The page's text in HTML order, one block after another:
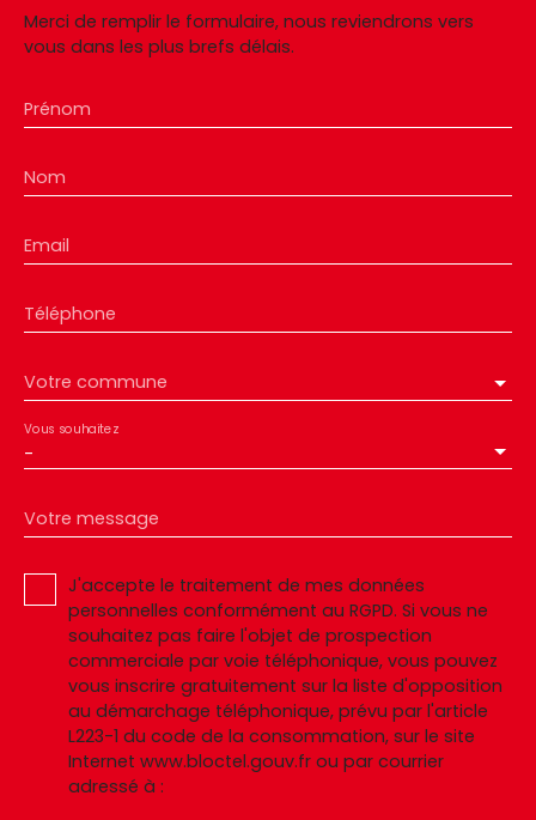
Merci de remplir le formulaire, nous reviendrons vers
vous dans les plus brefs délais.
Prénom
Nom
Email
Téléphone
Votre commune
-
Vous souhaitez
Votre message
J'accepte le traitement de mes données
personnelles conformément au RGPD. Si vous ne
souhaitez pas faire l'objet de prospection
commerciale par voie téléphonique, vous pouvez
vous inscrire gratuitement sur la liste d'opposition
au démarchage téléphonique, prévu par l'article
L223-1 du code de la consommation, sur le site
Internet www.bloctel.gouv.fr ou par courrier
adressé à :